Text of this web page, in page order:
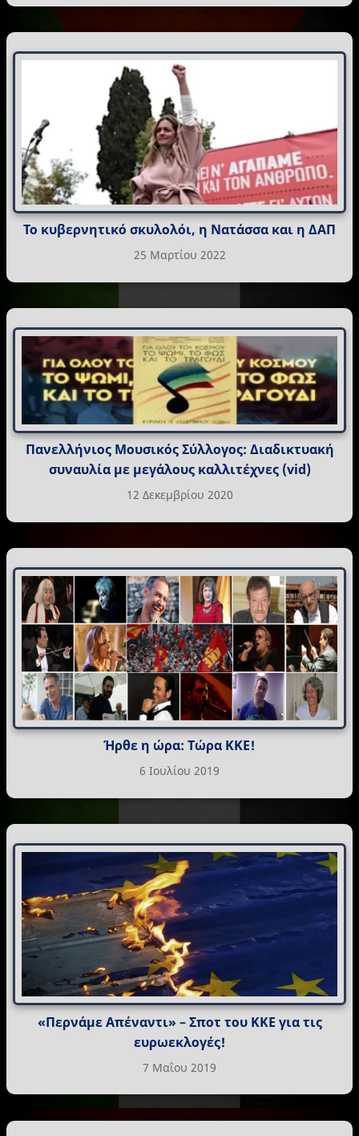
Το κυβερνητικό σκυλολόι, η Νατάσσα και η ΔΑΠ
25 Μαρτίου 2022
Πανελλήνιος Μουσικός Σύλλογος: Διαδικτυακή
συναυλία με μεγάλους καλλιτέχνες (vid)
12 Δεκεμβρίου 2020
Ήρθε η ώρα: Τώρα ΚΚΕ!
6 Ιουλίου 2019
«Περνάμε Απέναντι» – Σποτ του ΚΚΕ για τις
ευρωεκλογές!
7 Μαΐου 2019